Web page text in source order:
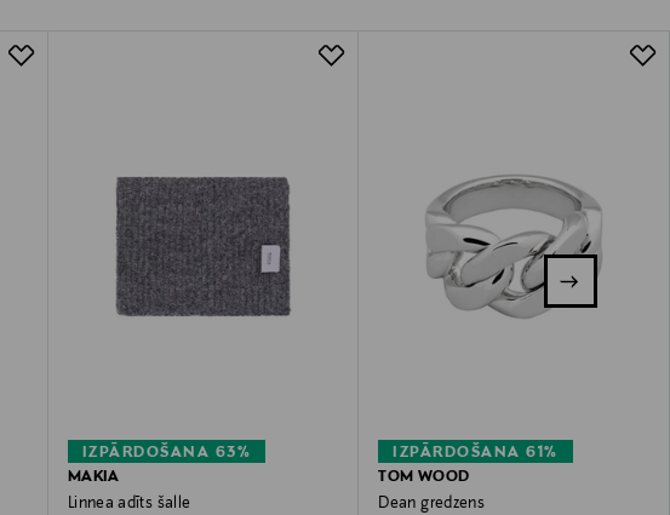
IZPĀRDOŠANA 63%
MAKIA
Linnea adīts šalle
IZPĀRDOŠANA 61%
TOM WOOD
Dean gredzens